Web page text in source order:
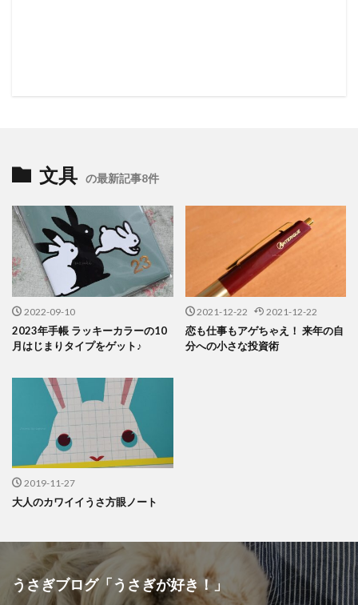
文具 の最新記事8件
2022-09-10
2023年手帳 ラッキーカラーの10
月はじまりタイプをゲット♪
2021-12-22 2021-12-22
恋も仕事もアゲちゃえ！ 来年の自
分への小さな投資術
2019-11-27
大人のカワイイうさ方眼ノート
うさぎブログ「うさぎが好き！」